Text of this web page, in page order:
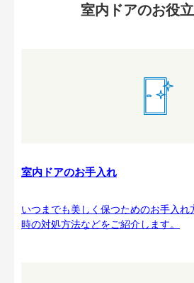
室内ドアのお役
室内ドアのお手入れ
いつまでも美しく保つためのお手入れ
時の対処方法などをご紹介します。